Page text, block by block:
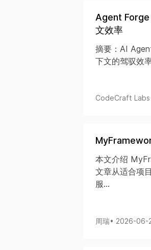
Agent Forge
文效率
摘要：AI
下文的驾驭效
CodeCraft Labs​
本文介绍
文章从适合项
服...
周瑞• 2026-06-